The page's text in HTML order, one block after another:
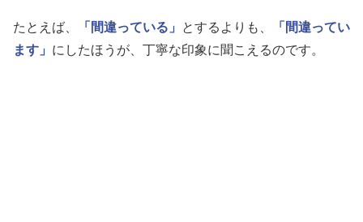
たとえば、 「間違っている」 とするよりも、
「間違ってい
ます」 にしたほうが、丁寧な印象に聞こえるのです。